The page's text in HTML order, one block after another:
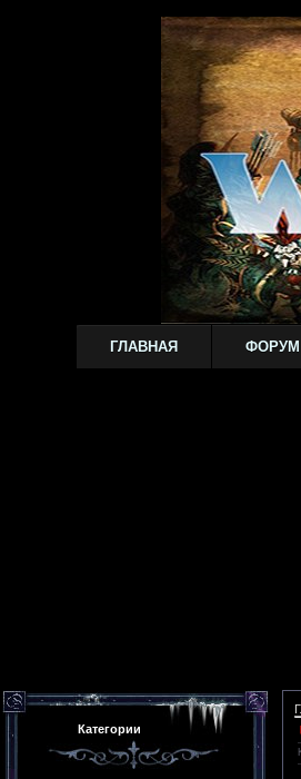
ГЛАВНАЯ ФОРУМ
Категории